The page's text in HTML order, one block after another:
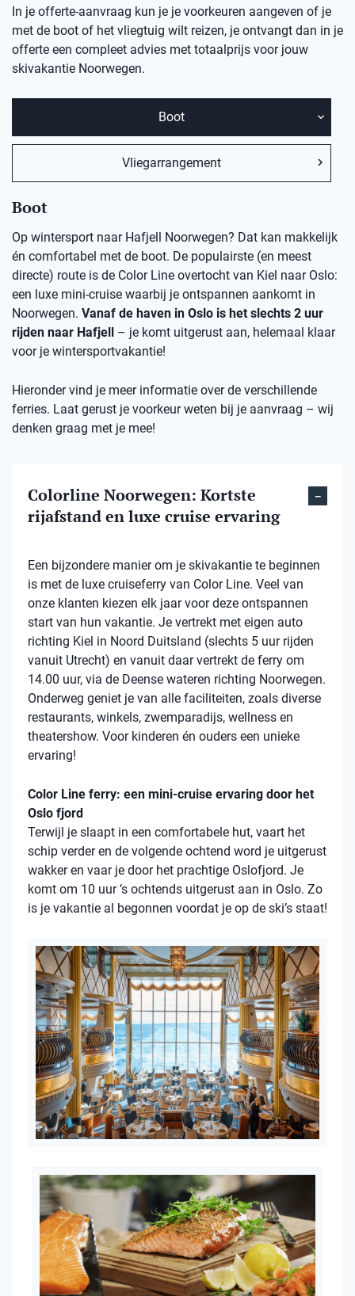
In je offerte-aanvraag kun je je voorkeuren aangeven of je
met de boot of het vliegtuig wilt reizen, je ontvangt dan in je
offerte een compleet advies met totaalprijs voor jouw
skivakantie Noorwegen.
Boot
Vliegarrangement
Boot
Op wintersport naar Hafjell Noorwegen? Dat kan makkelijk
én comfortabel met de boot. De populairste (en meest
directe) route is de Color Line overtocht van Kiel naar Oslo:
een luxe mini-cruise waarbij je ontspannen aankomt in
Noorwegen. Vanaf de haven in Oslo is het slechts 2 uur
rijden naar Hafjell – je komt uitgerust aan, helemaal klaar
voor je wintersportvakantie!
Hieronder vind je meer informatie over de verschillende
ferries. Laat gerust je voorkeur weten bij je aanvraag – wij
denken graag met je mee!
Colorline Noorwegen: Kortste
rijafstand en luxe cruise ervaring
Een bijzondere manier om je skivakantie te beginnen
is met de luxe cruiseferry van Color Line. Veel van
onze klanten kiezen elk jaar voor deze ontspannen
start van hun vakantie. Je vertrekt met eigen auto
richting Kiel in Noord Duitsland (slechts 5 uur rijden
vanuit Utrecht) en vanuit daar vertrekt de ferry om
14.00 uur, via de Deense wateren richting Noorwegen.
Onderweg geniet je van alle faciliteiten, zoals diverse
restaurants, winkels, zwemparadijs, wellness en
theatershow. Voor kinderen én ouders een unieke
ervaring!
Color Line ferry: een mini-cruise ervaring door het
Oslo fjord
Terwijl je slaapt in een comfortabele hut, vaart het
schip verder en de volgende ochtend word je uitgerust
wakker en vaar je door het prachtige Oslofjord. Je
komt om 10 uur ’s ochtends uitgerust aan in Oslo. Zo
is je vakantie al begonnen voordat je op de ski’s staat!